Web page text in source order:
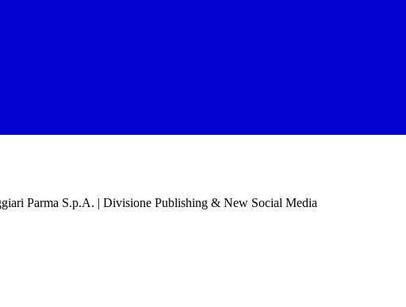
Parma S.p.A. | Divisione Publishing & New Social Media